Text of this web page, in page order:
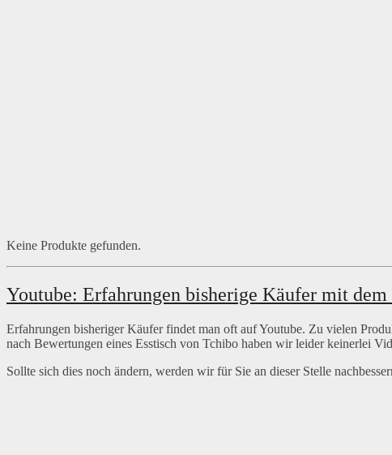
Keine Produkte gefunden.
Youtube: Erfahrungen bisherige Käufer mit dem
Erfahrungen bisheriger Käufer findet man oft auf Youtube. Zu vielen
nach Bewertungen eines Esstisch von Tchibo haben wir leider keinerlei
Sollte sich dies noch ändern, werden wir für Sie an dieser Stelle